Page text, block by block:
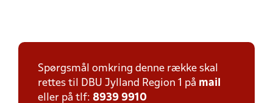
Spørgsmål omkring denne række skal
rettes til DBU Jylland Region 1 på mail
eller på tlf: 8939 9910